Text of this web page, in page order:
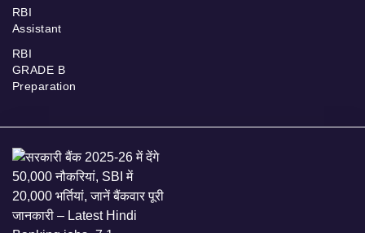
RBI
Assistant
RBI
GRADE B
Preparation